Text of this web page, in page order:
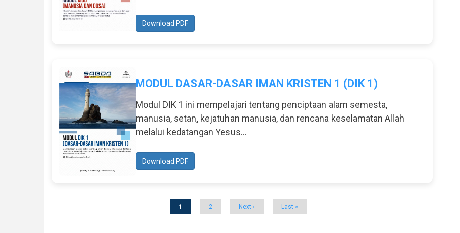
Download PDF
MODUL DASAR-DASAR IMAN KRISTEN 1 (DIK 1)
Modul DIK 1 ini mempelajari tentang penciptaan alam semesta,
manusia, setan, kejatuhan manusia, dan rencana keselamatan Allah
melalui kedatangan Yesus...
Download PDF
Current
1 Page
2
Next
Next ›
Last
Last »